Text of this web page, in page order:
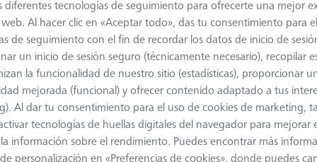
M5 están diseñadas para los sistemas de palpadores
único: Se basan en una tecnología de fibra de carbono
de las soluciones metálicas incluso en el segmento de precios
CFX 1, CFX 3 y CFX 5, las extensiones corresponden al nivel de
diferentes tecnologías de seguimiento para ofrecerte una mejor
Al hacer clic en «Aceptar todo», das tu consentimiento para
de seguimiento con el fin de recordar los datos de inicio de
un inicio de sesión seguro (técnicamente necesario), recopilar
la funcionalidad de nuestro sitio (estadísticas), proporcionar
mejorada (funcional) y ofrecer contenido adaptado a tus
Al dar tu consentimiento para el uso de cookies de marketing,
tecnologías de huellas digitales del navegador para mejorar
información sobre el rendimiento. Puedes encontrar más
personalización en «Preferencias de cookies», donde puedes